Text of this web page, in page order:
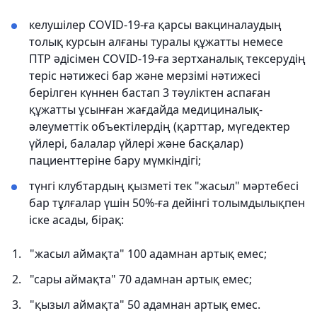
келушілер COVID-19-ға қарсы вакциналаудың
толық курсын алғаны туралы құжатты немесе
ПТР әдісімен COVID-19-ға зертханалық тексерудің
теріс нәтижесі бар және мерзімі нәтижесі
берілген күннен бастап 3 тәуліктен аспаған
құжатты ұсынған жағдайда медициналық-
әлеуметтік объектілердің (қарттар, мүгедектер
үйлері, балалар үйлері және басқалар)
пациенттеріне бару мүмкіндігі;
түнгі клубтардың қызметі тек "жасыл" мәртебесі
бар тұлғалар үшін 50%-ға дейінгі толымдылықпен
іске асады, бірақ:
"жасыл аймақта" 100 адамнан артық емес;
"сары аймақта" 70 адамнан артық емес;
"қызыл аймақта" 50 адамнан артық емес.